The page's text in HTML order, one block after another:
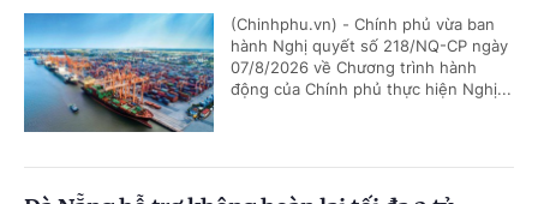
(Chinhphu.vn) - Chính phủ vừa ban
hành Nghị quyết số 218/NQ-CP ngày
07/8/2026 về Chương trình hành
động của Chính phủ thực hiện Nghị...